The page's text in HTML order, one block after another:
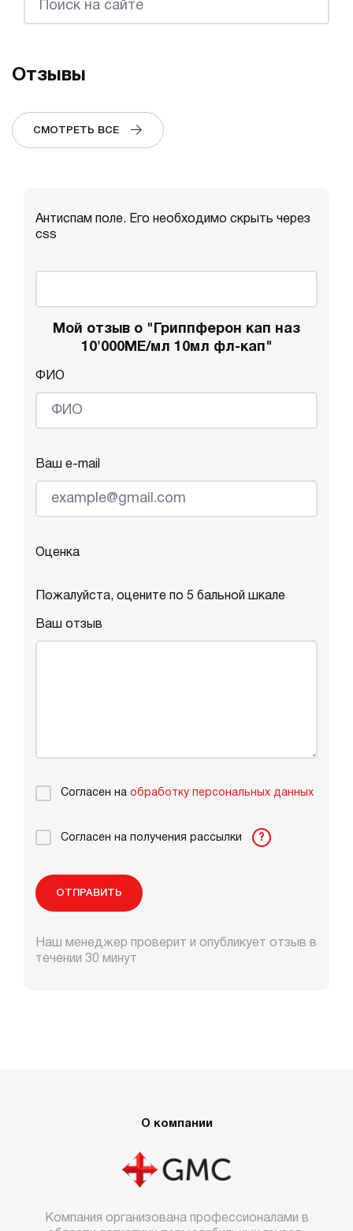
Отзывы
СМОТРЕТЬ ВСЕ
Антиспам поле. Его необходимо скрыть через
css
Мой отзыв о "Гриппферон кап наз
10'000МЕ/мл 10мл фл-кап"
ФИО
Ваш e-mail
Оценка
Пожалуйста, оцените по 5 бальной шкале
Ваш отзыв
Согласен на обработку персональных данных
Согласен на получения рассылки ?
ОТПРАВИТЬ
Наш менеджер проверит и опубликует отзыв в
течении 30 минут
О компании
Компания организована профессионалами в